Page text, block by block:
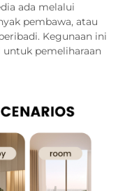
ada melalui
pembawa, atau
Kegunaan ini
untuk pemeliharaan